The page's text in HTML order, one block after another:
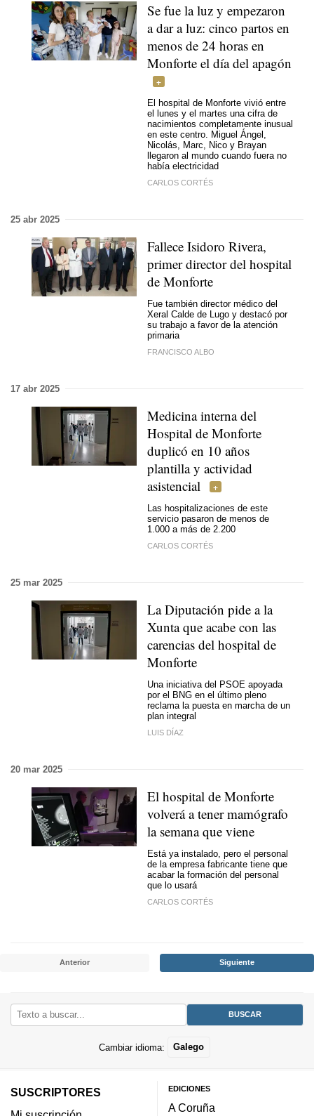
Se fue la luz y empezaron
a dar a luz: cinco partos en
menos de 24 horas en
Monforte el día del apagón
El hospital de Monforte vivió entre
el lunes y el martes una cifra de
nacimientos completamente inusual
en este centro. Miguel Ángel,
Nicolás, Marc, Nico y Brayan
llegaron al mundo cuando fuera no
había electricidad
CARLOS CORTÉS
25 abr 2025
Fallece Isidoro Rivera,
primer director del hospital
de Monforte
Fue también director médico del
Xeral Calde de Lugo y destacó por
su trabajo a favor de la atención
primaria
FRANCISCO ALBO
17 abr 2025
Medicina interna del
Hospital de Monforte
duplicó en 10 años
plantilla y actividad
asistencial
Las hospitalizaciones de este
servicio pasaron de menos de
1.000 a más de 2.200
CARLOS CORTÉS
25 mar 2025
La Diputación pide a la
Xunta que acabe con las
carencias del hospital de
Monforte
Una iniciativa del PSOE apoyada
por el BNG en el último pleno
reclama la puesta en marcha de un
plan integral
LUIS DÍAZ
20 mar 2025
El hospital de Monforte
volverá a tener mamógrafo
la semana que viene
Está ya instalado, pero el personal
de la empresa fabricante tiene que
acabar la formación del personal
que lo usará
CARLOS CORTÉS
Anterior Siguiente
Cambiar idioma: Galego
SUSCRIPTORES
EDICIONES
A Coruña